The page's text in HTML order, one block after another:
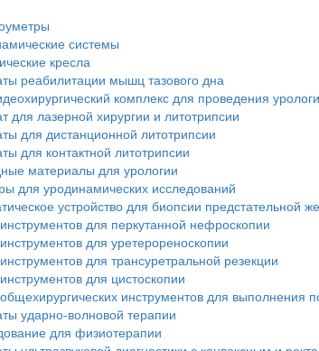
системы
кресла
реабилитации мышц тазового дна
комплекс для проведения
для лазерной хирургии и литотрипсии
для дистанционной литотрипсии
для контактной литотрипсии
материалы для урологии
для уродинамических исследований
устройство для биопсии предстательной
для перкутанной нефроскопии
для уретерореноскопии
для трансуретральной резекции
для цистоскопии
инструментов для выполнения
ударно-волновой терапии
для физиотерапии